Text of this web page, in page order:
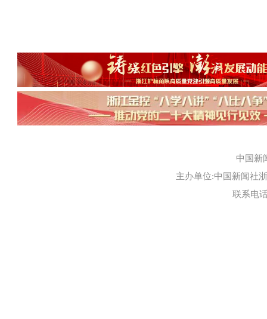
中国新
主办单位:中国新闻社
联系电